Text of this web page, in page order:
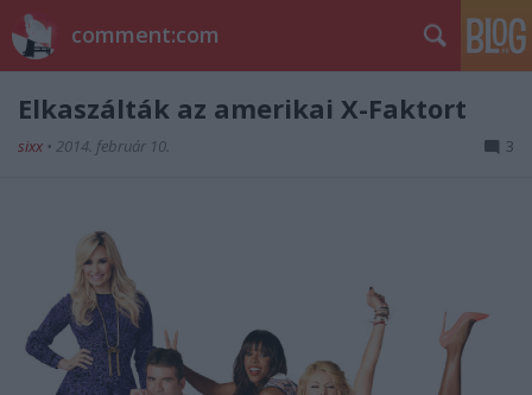
comment:com
Elkaszálták az amerikai X-Faktort
sixx • 2014. február 10. 3